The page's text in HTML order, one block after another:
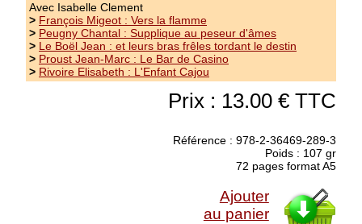
Avec Isabelle Clement
> François Migeot : Vers la flamme
> Peugny Chantal : Supplique au peseur d'âmes
> Le Boël Jean : et leurs bras frêles tordant le destin
> Proust Jean-Marc : Le Bar de Casino
> Rivoire Elisabeth : L'Enfant Cajou
Prix : 13.00 € TTC
Référence : 978-2-36469-289-3
Poids : 107 gr
72 pages format A5
Ajouter
au panier